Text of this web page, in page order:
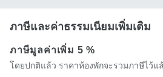
ภาษีและค่าธรรมเนียมเพิ่มเติม
ภาษีมูลค่าเพิ่ม 5 %
โดยปกติแล้ว ราคาห้องพักจะรวมภาษีไว้แ